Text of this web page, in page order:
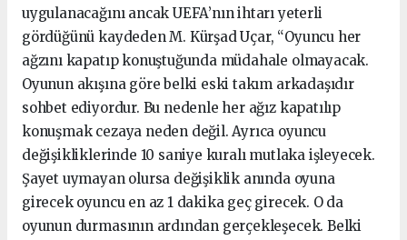
uygulanacağını ancak UEFA’nın ihtarı yeterli
gördüğünü kaydeden M. Kürşad Uçar, “Oyuncu her
ağzını kapatıp konuştuğunda müdahale olmayacak.
Oyunun akışına göre belki eski takım arkadaşıdır
sohbet ediyordur. Bu nedenle her ağız kapatılıp
konuşmak cezaya neden değil. Ayrıca oyuncu
değişikliklerinde 10 saniye kuralı mutlaka işleyecek.
Şayet uymayan olursa değişiklik anında oyuna
girecek oyuncu en az 1 dakika geç girecek. O da
oyunun durmasının ardından gerçekleşecek. Belki